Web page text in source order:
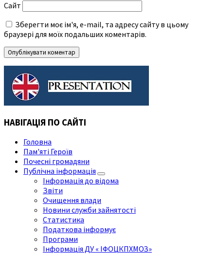
Сайт
Зберегти моє ім'я, e-mail, та адресу сайту в цьому
браузері для моїх подальших коментарів.
НАВІГАЦІЯ ПО САЙТІ
Головна
Пам'яті Героїв
Почесні громадяни
Публічна інформація
Інформація до відома
Звіти
Очищення влади
Новини служби зайнятості
Статистика
Податкова інформує
Програми
Інформація ДУ « ІФОЦКПХМОЗ»